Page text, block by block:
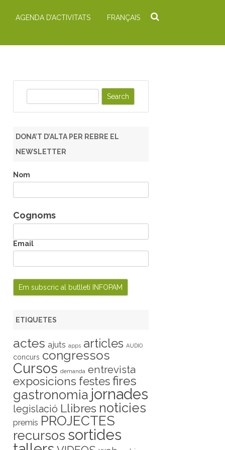
AGENDA D’ACTIVITATS FRANÇAIS
h
DONA’T D’ALTA PER REBRE EL
NEWSLETTER
Nom
Cognoms
Email
ETIQUETES
actes ajuts apps articles AUDIO
concurs congressos
Cursos demanda entrevista
exposicions festes fires
gastronomia jornades
legislació Llibres noticies
premis PROJECTES
recursos sortides